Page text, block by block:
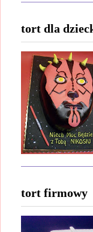
tort dla
tort firmowy